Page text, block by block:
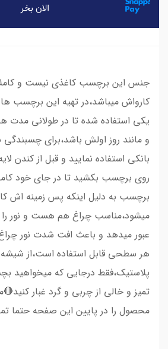
جنس این برچسب کاغذی نیست و
کارواش میباشد،در تهیه این برچسب ها
یکی استفاده شده تا در طولانی مدت
و مانند روز اولش باشد،برای چسبندگی
بانکی استفاده نمایید و قبل از کندن
روی برچسب بکشید تا در جای خود
برچسب به دلیل اینکه پس زمینه اش
میشود،مناسب چراغ هم هست و نور
عبور میدهد و باعث افت شدت نور
هر سطحی قابل استفاده است،از شیشه
پلاستیک،فقط درجایی که میخواهید
تمیز و خالی از چربی و گرد غبار
محصول را در پایین این صفحه حتما